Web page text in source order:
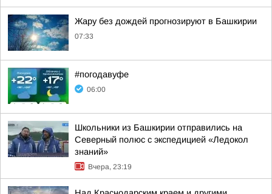
Жару без дождей прогнозируют в Башкирии
07:33
#погодавуфе
06:00
Школьники из Башкирии отправились на
Северный полюс с экспедицией «Ледокол
знаний»
Вчера, 23:19